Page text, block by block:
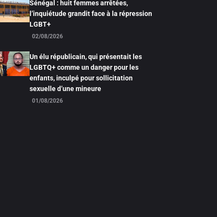
Sénégal : huit femmes arrêtées,
l’inquiétude grandit face à la répression
LGBT+
02/08/2026
Un élu républicain, qui présentait les
LGBTQ+ comme un danger pour les
enfants, inculpé pour sollicitation
sexuelle d’une mineure
01/08/2026